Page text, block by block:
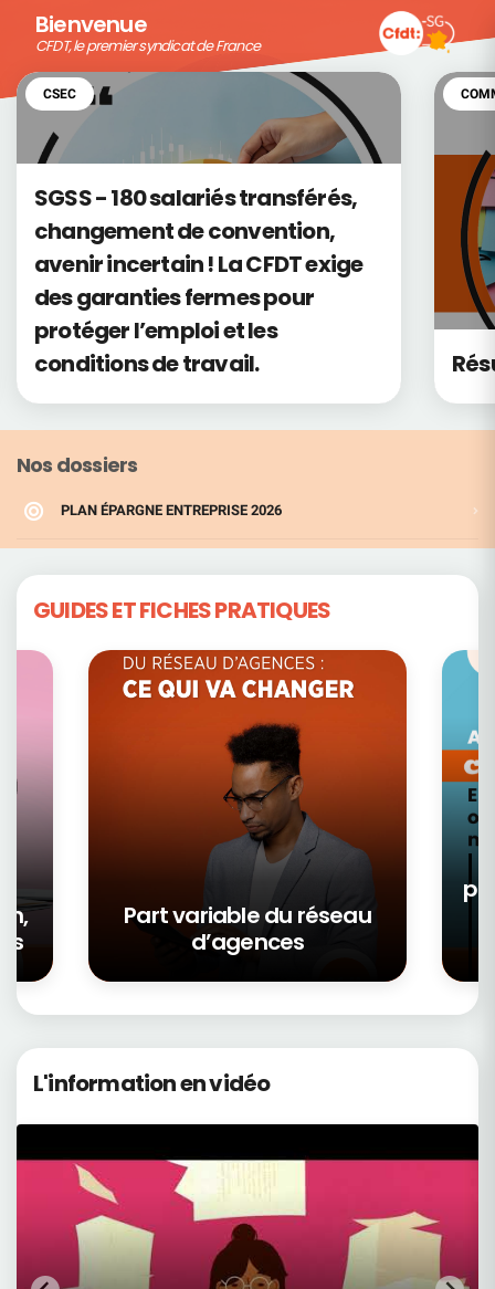
CFDT, le premier syndicat de France
Bienvenue
CFDT, le premier syndicat de France
CSEC
SGSS - 180 salariés transférés,
changement de convention,
avenir incertain ! La CFDT exige
des garanties fermes pour
protéger l’emploi et les
conditions de travail.
Nos dossiers
PLAN ÉPARGNE ENTREPRISE 2026
GUIDES ET FICHES PRATIQUES
Part variable du réseau
d’agences
L'information en vidéo